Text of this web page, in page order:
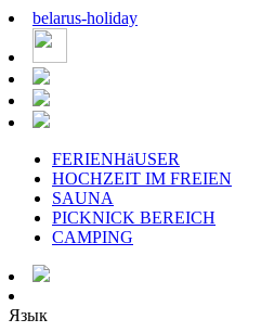
belarus-holiday
FERIENHäUSER
HOCHZEIT IM FREIEN
SAUNA
PICKNICK BEREICH
CAMPING
Язык